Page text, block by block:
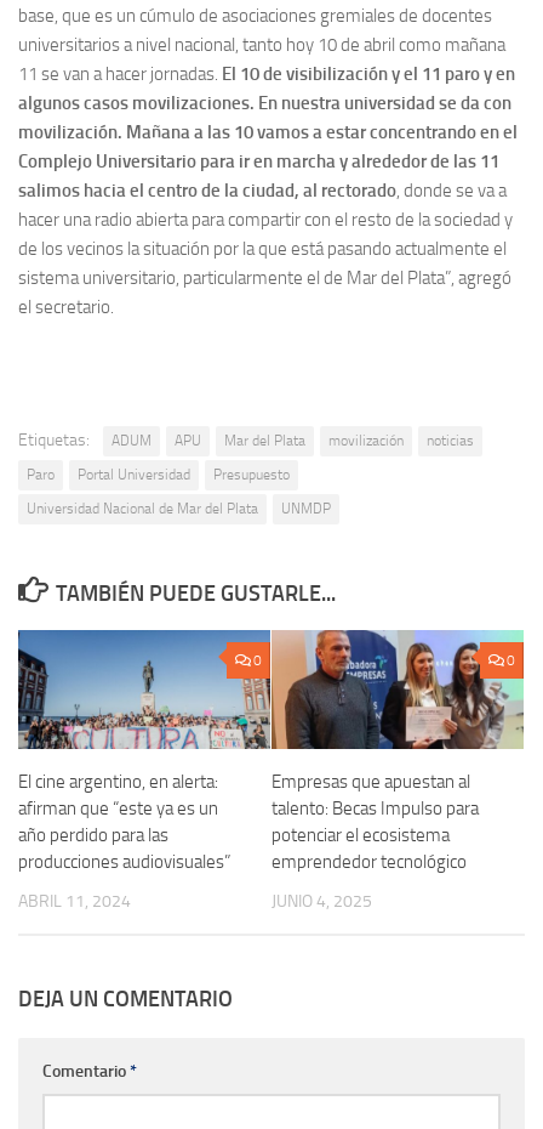
base, que es un cúmulo de asociaciones gremiales de docentes
universitarios a nivel nacional, tanto hoy 10 de abril como mañana
11 se van a hacer jornadas. El 10 de visibilización y el 11 paro y en
algunos casos movilizaciones. En nuestra universidad se da con
movilización. Mañana a las 10 vamos a estar concentrando en el
Complejo Universitario para ir en marcha y alrededor de las 11
salimos hacia el centro de la ciudad, al rectorado, donde se va a
hacer una radio abierta para compartir con el resto de la sociedad y
de los vecinos la situación por la que está pasando actualmente el
sistema universitario, particularmente el de Mar del Plata”, agregó
el secretario.
Etiquetas: ADUM APU Mar del Plata movilización
noticias
Paro
Portal Universidad
Presupuesto
Universidad Nacional de Mar del Plata
UNMDP
TAMBIÉN PUEDE GUSTARLE...
0
El cine argentino, en alerta:
afirman que “este ya es un
año perdido para las
producciones audiovisuales”
ABRIL 11, 2024
0
Empresas que apuestan al
talento: Becas Impulso para
potenciar el ecosistema
emprendedor tecnológico
JUNIO 4, 2025
DEJA UN COMENTARIO
Comentario*